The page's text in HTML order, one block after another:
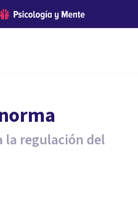
la regulación del